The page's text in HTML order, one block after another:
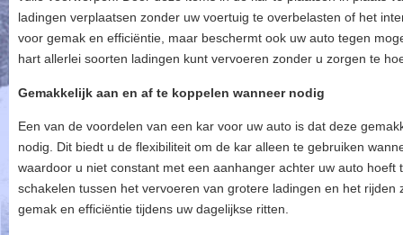
ladingen verplaatsen zonder uw voertuig te overbelasten of het
voor gemak en efficiëntie, maar beschermt ook uw auto tegen
hart allerlei soorten ladingen kunt vervoeren zonder u zorgen te
Gemakkelijk aan en af te koppelen wanneer nodig
Een van de voordelen van een kar voor uw auto is dat deze
nodig. Dit biedt u de flexibiliteit om de kar alleen te gebruiken
waardoor u niet constant met een aanhanger achter uw auto hoeft
schakelen tussen het vervoeren van grotere ladingen en het
gemak en efficiëntie tijdens uw dagelijkse ritten.